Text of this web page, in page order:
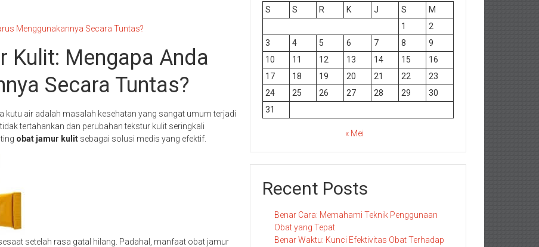
Menggunakannya Secara Tuntas?
Kulit: Mengapa Anda
Secara Tuntas?
kutu air adalah masalah kesehatan yang sangat umum terjadi
tertahankan dan perubahan tekstur kulit seringkali
obat jamur kulit sebagai solusi medis yang efektif.
setelah rasa gatal hilang. Padahal, manfaat obat jamur
S
S R K J S
M
1
2
3
4 5 6 7 8
9
10
11 12 13 14 15
16
17
18 19 20 21 22
23
24
25 26 27 28 29
30
31
« Mei
Recent Posts
Benar Cara: Memahami Teknik Penggunaan
Obat yang Tepat
Benar Waktu: Kunci Efektivitas Obat Terhadap